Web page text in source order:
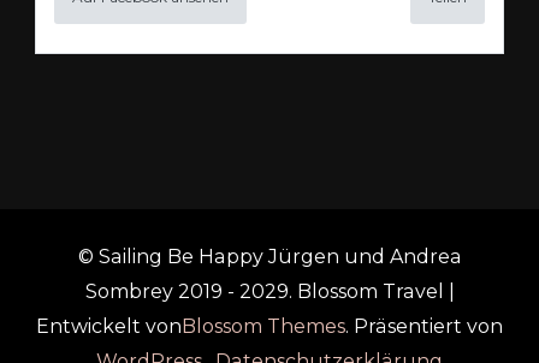
© Sailing Be Happy Jürgen und Andrea
Sombrey 2019 - 2029. Blossom Travel |
Entwickelt vonBlossom Themes. Präsentiert von